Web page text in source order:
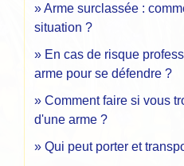
Arme surclassée :
situation ?
En cas de risque
arme pour se défendre ?
Comment faire si vous
d'une arme ?
Qui peut porter et